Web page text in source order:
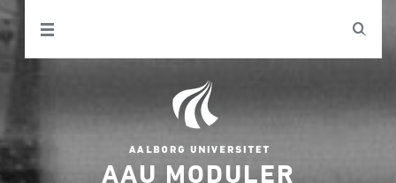
AAU MODULER